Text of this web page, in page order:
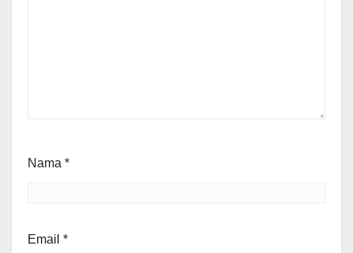
Nama *
Email *